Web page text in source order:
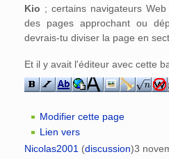
Kio ; certains navigateurs
des pages approchant ou
devrais-tu diviser la page en
Et il y avait l'éditeur avec cette
Modifier cette page
Lien vers
Nicolas2001 (discussion)3